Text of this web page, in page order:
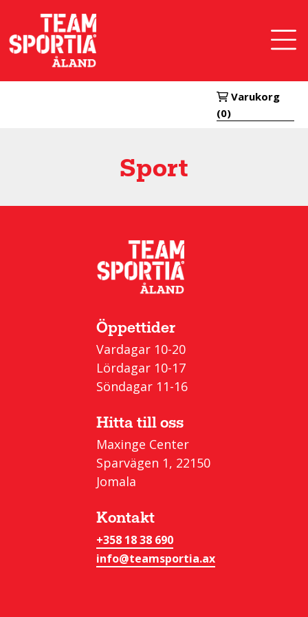
huvudinnehåll
Varukorg
(0)
Sport
Öppettider
Vardagar 10-20
Lördagar 10-17
Söndagar 11-16
Hitta till oss
Maxinge Center
Sparvägen 1, 22150
Jomala
Kontakt
+358 18 38 690
info@teamsportia.ax